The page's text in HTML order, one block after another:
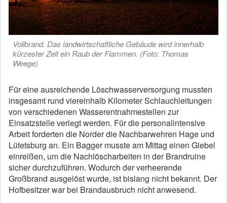
Vollbrand. Das landwirtschaftliche Gebäude wird innerhalb
kürzester Zeit ein Raub der Flammen. (Foto: Thomas
Weege)
Für eine ausreichende Löschwasserversorgung mussten
insgesamt rund viereinhalb Kilometer Schlauchleitungen
von verschiedenen Wasserentnahmestellen zur
Einsatzstelle verlegt werden. Für die personalintensive
Arbeit forderten die Norder die Nachbarwehren Hage und
Lütetsburg an. Ein Bagger musste am Mittag einen Giebel
einreißen, um die Nachlöscharbeiten in der Brandruine
sicher durchzuführen. Wodurch der verheerende
Großbrand ausgelöst wurde, ist bislang nicht bekannt. Der
Hofbesitzer war bei Brandausbruch nicht anwesend.